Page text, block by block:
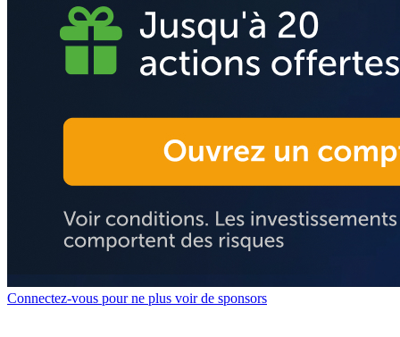
Connectez-vous pour ne plus voir de sponsors